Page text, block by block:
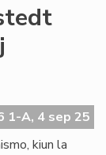
PEN
Internacia:
1-A, 4 sep 25
kiun la